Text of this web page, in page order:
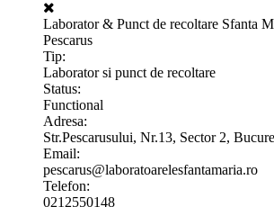
Laborator & Punct de recoltare Sfanta
Pescarus
Tip:
Laborator si punct de recoltare
Status:
Functional
Adresa:
Str.Pescarusului, Nr.13, Sector 2,
Email:
pescarus@laboratoarelesfantamaria.ro
Telefon:
0212550148